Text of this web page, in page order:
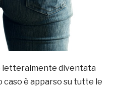
letteralmente diventata
caso è apparso su tutte le